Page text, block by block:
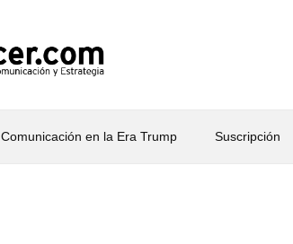
Comunicación en la Era Trump Suscripción